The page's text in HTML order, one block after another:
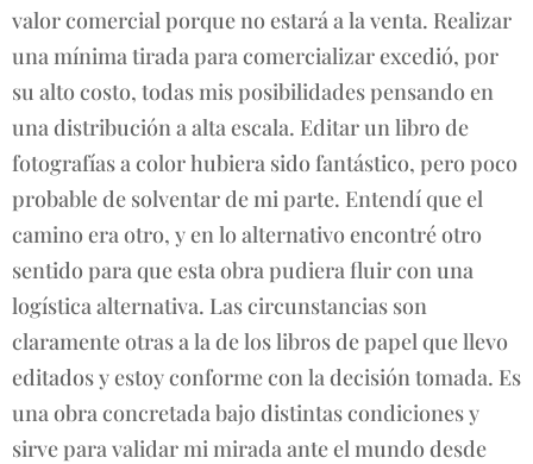
valor comercial porque no estará a la venta. Realizar
una mínima tirada para comercializar excedió, por
su alto costo, todas mis posibilidades pensando en
una distribución a alta escala. Editar un libro de
fotografías a color hubiera sido fantástico, pero poco
probable de solventar de mi parte. Entendí que el
camino era otro, y en lo alternativo encontré otro
sentido para que esta obra pudiera fluir con una
logística alternativa. Las circunstancias son
claramente otras a la de los libros de papel que llevo
editados y estoy conforme con la decisión tomada. Es
una obra concretada bajo distintas condiciones y
sirve para validar mi mirada ante el mundo desde